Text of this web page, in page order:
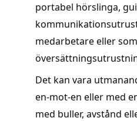
portabel hörslinga,
medarbetare eller som
Det kan vara
en-mot-en eller med
med buller, avstånd